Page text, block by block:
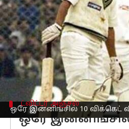
ஒரே இன்னிங்சில் 10 விக்கெட்
கிரிக்கெட்
படைத்தார்.
அதற்கு முன்னர்
24 ஆண்டுகளுக்கு
போட்டியின் போது,
ட்விட்டர் அஞ்சல்
ஒரே